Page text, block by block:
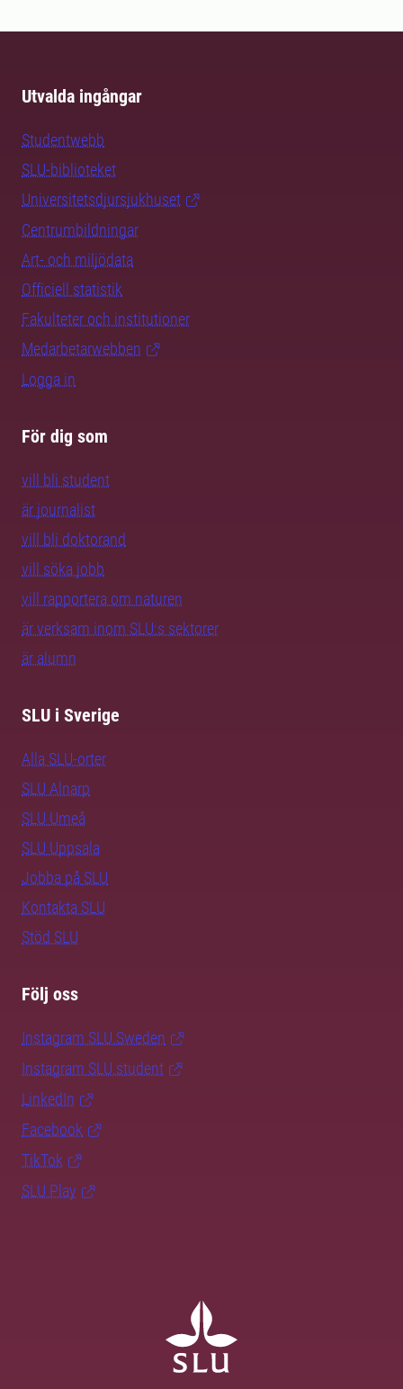
Utvalda ingångar
Studentwebb
SLU-biblioteket
Universitetsdjursjukhuset
Centrumbildningar
Art- och miljödata
Officiell statistik
Fakulteter och institutioner
Medarbetarwebben
Logga in
För dig som
vill bli student
är journalist
vill bli doktorand
vill söka jobb
vill rapportera om naturen
är verksam inom SLU:s sektorer
är alumn
SLU i Sverige
Alla SLU-orter
SLU Alnarp
SLU Umeå
SLU Uppsala
Jobba på SLU
Kontakta SLU
Stöd SLU
Följ oss
Instagram SLU.Sweden
Instagram SLU.student
LinkedIn
Facebook
TikTok
SLU Play